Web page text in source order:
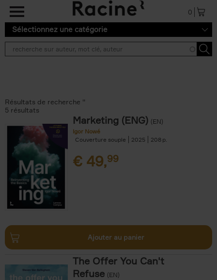
Aller au contenu principal
0
Sélectionnez une catégorie
Résultats de recherche ''
5 résultats
Marketing (ENG) (EN)
Igor Nowé
Couverture souple
2025 208
€ 49,99
Ajouter au panier
The Offer You Can't
Refuse (EN)